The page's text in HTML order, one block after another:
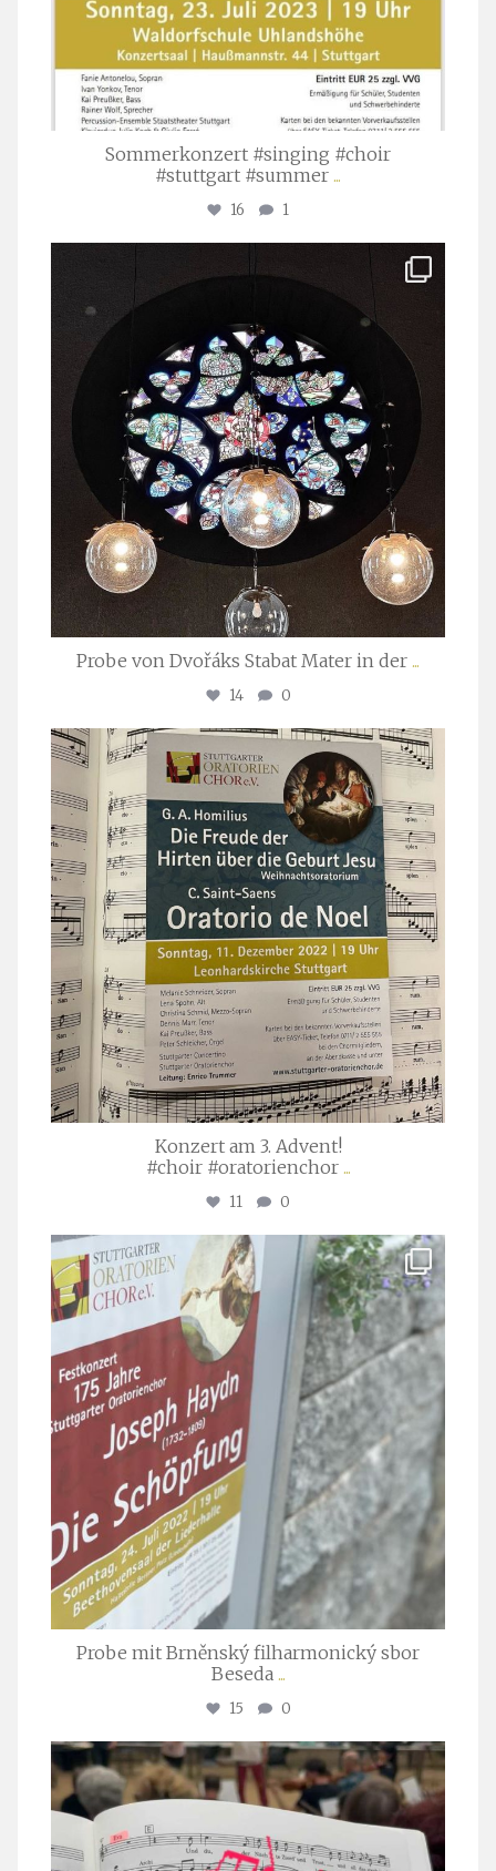
Sommerkonzert #singing #choir
#stuttgart #summer ...
16 1
Apr. 1
Probe von Dvořáks Stabat Mater in der ...
14 0
stuttgarter_oratorienchor
Nov. 29
Konzert am 3. Advent!
#choir #oratorienchor ...
11 0
stuttgarter_oratorienchor
Juli 23
Probe mit Brněnský filharmonický sbor
Beseda ...
15 0
stuttgarter_oratorienchor
Juli 23